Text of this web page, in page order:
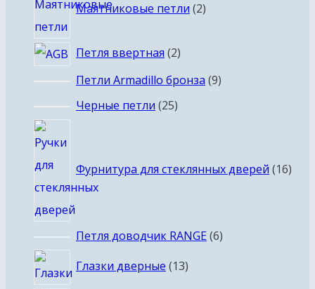
Маятниковые петли 2товара
Петля ввертная 22
товара
Петли Armadillo бронза 99
Черные петли 2525
Фурнитура для стеклянных дверей 16
Петля доводчик RANGE 66
Глазки дверные 1313